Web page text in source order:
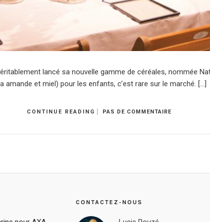
lancé sa nouvelle gamme de céréales, nommée
et miel) pour les enfants, c’est rare sur le marché. […]
CONTINUE READING PAS DE COMMENTAIRE
CONTACTEZ-NOUS